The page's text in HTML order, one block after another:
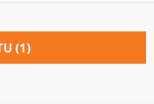
(1)